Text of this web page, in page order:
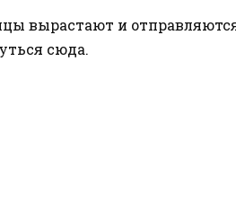
вырастают и
сюда.